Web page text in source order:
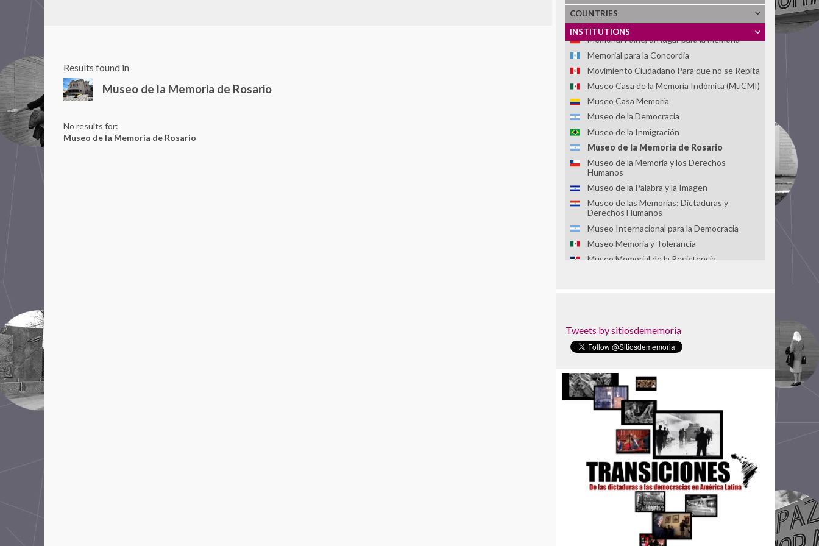
Results found in
Museo de la Memoria de Rosario
No results for:
Museo de la Memoria de Rosario
COUNTRIES
INSTITUTIONS
(APAC)
Memorial das Ligas Camponesas
Memorial Paine, un lugar para la memoria
Memorial para la Concordia
Movimiento Ciudadano Para que no se Repita
Museo Casa de la Memoria Indómita (MuCMI)
Museo Casa Memoria
Museo de la Democracia
Museo de la Inmigración
Museo de la Memoria de Rosario
Museo de la Memoria y los Derechos
Humanos
Museo de la Palabra y la Imagen
Museo de las Memorias: Dictaduras y
Derechos Humanos
Museo Internacional para la Democracia
Museo Memoria y Tolerancia
Museo Memorial de la Resistencia
Núcleo da Preservação da Memória Política
Parque Cultural de Valparaíso
Red Colombiana de Lugares de Memoria
Red Nacional de Sitios de Memoria de
Uruguay
Red Somos Memoria
Sociedad Civil Las Abejas
Tweets by sitiosdememoria